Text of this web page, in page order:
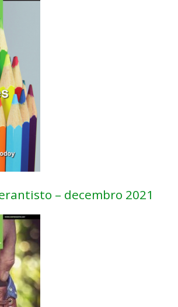
– decembro 2021